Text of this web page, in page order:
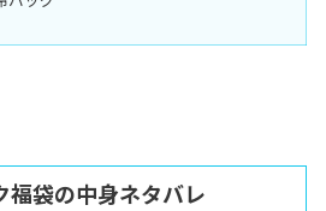
袋の中身ネタバレ